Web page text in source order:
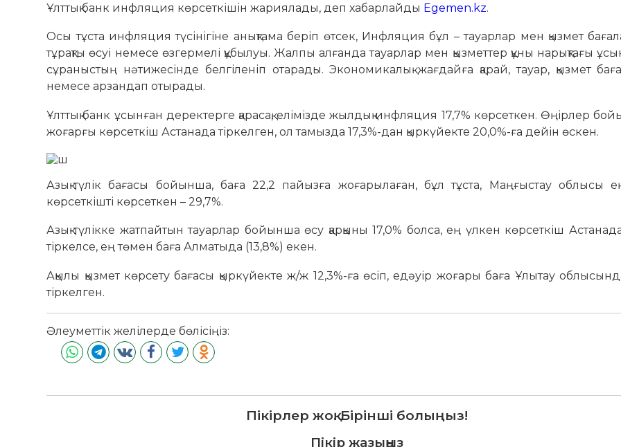
Ұлттық банк инфляция көрсеткішін жариялады, деп хабарлайды Egemen.kz.
Осы тұста инфляция түсінігіне анықтама беріп өтсек, Инфляция бұл – тауарлар мен қызмет
тұрақты өсуі немесе өзгермелі құбылуы. Жалпы алғанда тауарлар мен қызметтер құны нарықтағы
сұраныстың нәтижесінде белгіленіп отарады. Экономикалық жағдайға қарай, тауар, қызмет
немесе арзандап отырады.
Ұлттық банк ұсынған деректерге қарасақ, елімізде жылдық инфляция 17,7% көрсеткен. Өңірлер
жоғарғы көрсеткіш Астанада тіркелген, ол тамызда 17,3%-дан қыркүйекте 20,0%-ға дейін өскен.
Азық-түлік бағасы бойынша, баға 22,2 пайызға жоғарылаған, бұл тұста, Маңғыстау облысы
көрсеткішті көрсеткен – 29,7%.
Азық-түлікке жатпайтын тауарлар бойынша өсу қарқыны 17,0% болса, ең үлкен көрсеткіш
тіркелсе, ең төмен баға Алматыда (13,8%) екен.
Ақылы қызмет көрсету бағасы қыркүйекте ж/ж 12,3%-ға өсіп, едәуір жоғары баға Ұлытау
тіркелген.
Әлеуметтік желілерде бөлісіңіз:
Пікірлер жоқ. Бірінші болыңыз!
Пікір жазыңыз